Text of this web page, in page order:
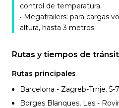
control de temperatura.
• Megatrailers: para cargas
altura, hasta 3 metros.
Rutas y tiempos de
Rutas principales
Barcelona - Zagreb-Trnje. 5-
Borges Blanques, Les -